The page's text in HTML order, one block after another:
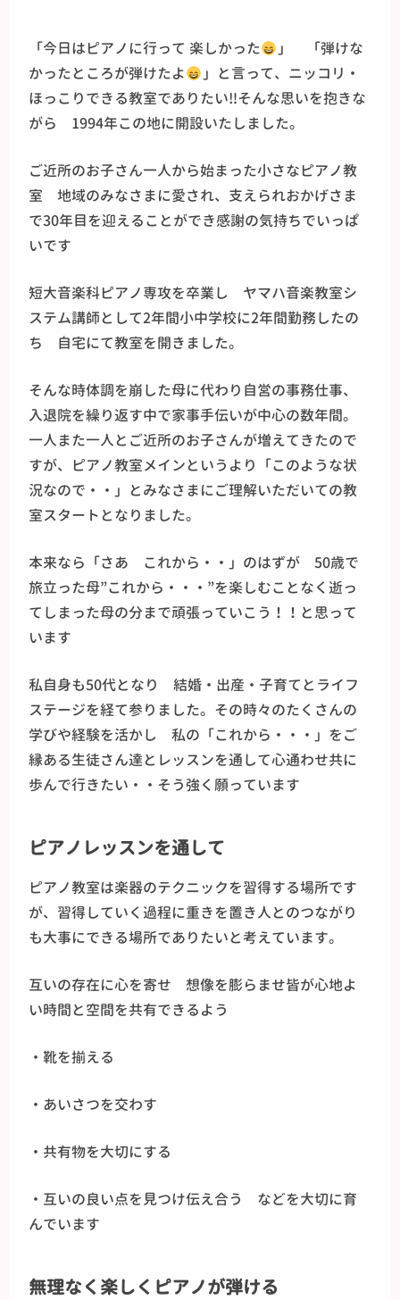
「今日はピアノに行って 楽しかった
」 「弾けな
かったところが弾けたよ
」と言って、ニッコリ・
ほっこりできる教室でありたい‼そんな思いを抱きな
がら 1994年この地に開設いたしました。
ご近所のお子さん一人から始まった小さなピアノ教
室 地域のみなさまに愛され、支えられおかげさま
で30年目を迎えることができ感謝の気持ちでいっぱ
いです
短大音楽科ピアノ専攻を卒業し ヤマハ音楽教室シ
ステム講師として2年間小中学校に2年間勤務したの
ち 自宅にて教室を開きました。
そんな時体調を崩した母に代わり自営の事務仕事、
入退院を繰り返す中で家事手伝いが中心の数年間。
一人また一人とご近所のお子さんが増えてきたので
すが、ピアノ教室メインというより「このような状
況なので・・」とみなさまにご理解いただいての教
室スタートとなりました。
本来なら「さあ これから・・」のはずが 50歳で
旅立った母”これから・・・”を楽しむことなく逝っ
てしまった母の分まで頑張っていこう！！と思って
います
私自身も50代となり 結婚・出産・子育てとライフ
ステージを経て参りました。その時々のたくさんの
学びや経験を活かし 私の「これから・・・」をご
縁ある生徒さん達とレッスンを通して心通わせ共に
歩んで行きたい・・そう強く願っています
ピアノレッスンを通して
ピアノ教室は楽器のテクニックを習得する場所です
が、習得していく過程に重きを置き人とのつながり
も大事にできる場所でありたいと考えています。
互いの存在に心を寄せ 想像を膨らませ皆が心地よ
い時間と空間を共有できるよう
・靴を揃える
・あいさつを交わす
・共有物を大切にする
・互いの良い点を見つけ伝え合う などを大切に育
んでいます
無理なく楽しくピアノが弾ける